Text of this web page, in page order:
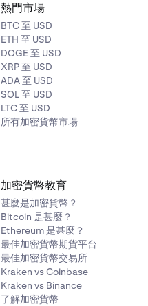
熱門市場
BTC 至 USD
ETH 至 USD
DOGE 至 USD
XRP 至 USD
ADA 至 USD
SOL 至 USD
LTC 至 USD
所有加密貨幣市場
加密貨幣教育
甚麼是加密貨幣？
Bitcoin 是甚麼？
Ethereum 是甚麼？
最佳加密貨幣期貨平台
最佳加密貨幣交易所
Kraken vs Coinbase
Kraken vs Binance
了解加密貨幣